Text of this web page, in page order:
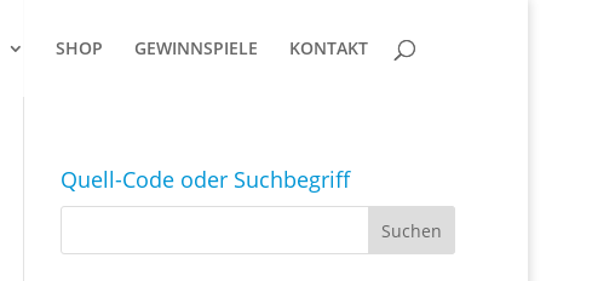
SHOP GEWINNSPIELE KONTAKT
Quell-Code oder Suchbegriff